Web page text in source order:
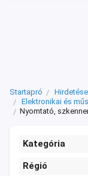
Startapró
Elektronikai és
Nyomtató,
Kategória
Régió